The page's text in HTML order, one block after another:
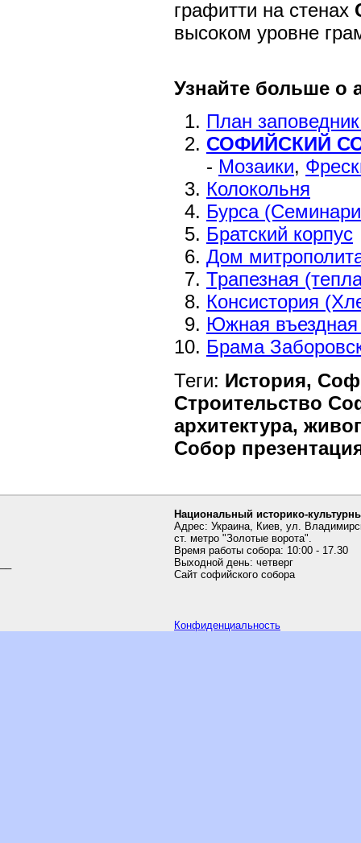
графитти на стенах
высоком уровне
Узнайте больше о
План
СОФИЙСКИЙ
- Мозаики,
Колокольня
Бурса
Братский корпус
Дом
Трапезная
Консистория
Южная
Брама
Теги: История,
Строительство
архитектура,
Собор
Национальный историко-
Адрес: Украина, Киев, ул.
ст. метро "Золотые ворота".
Время работы собора: 10:00 - 17.30
Выходной день: четверг
Cайт софийского собора
Конфиденциальность